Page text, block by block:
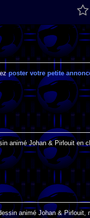
poster votre petite
animé Johan & Pirlouit en
animé Johan & Pirlouit,